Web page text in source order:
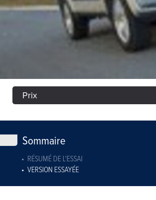
Prix
Sommaire
RÉSUMÉ DE L'ESSAI
VERSION ESSAYÉE